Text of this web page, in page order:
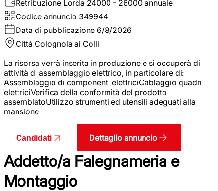
Retribuzione Lorda 24000 - 26000 annuale
Codice annuncio 349944
Data di pubblicazione 6/8/2026
Città Colognola ai Colli
La risorsa verrà inserita in produzione e si occuperà di
attività di assemblaggio elettrico, in particolare di:
Assemblaggio di componenti elettriciCablaggio quadri
elettriciVerifica della conformità del prodotto
assemblatoUtilizzo strumenti ed utensili adeguati alla
mansione
Candidati Dettaglio annuncio
Addetto/a Falegnameria e
Montaggio